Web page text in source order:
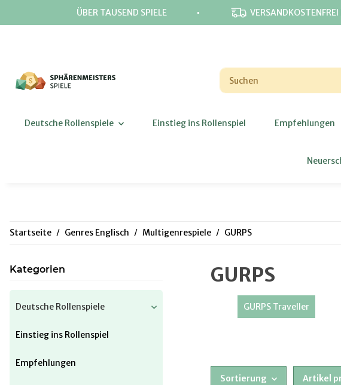
ÜBER TAUSEND SPIELE ⋅
Deutsche Rollenspiele Einstieg ins Rollenspiel Empfehlungen
Startseite Genres Englisch Multigenrespiele GURPS
GURPS
GURPS Traveller
Sortierung Artikel
Kategorien
Deutsche Rollenspiele
Einstieg ins Rollenspiel
Empfehlungen